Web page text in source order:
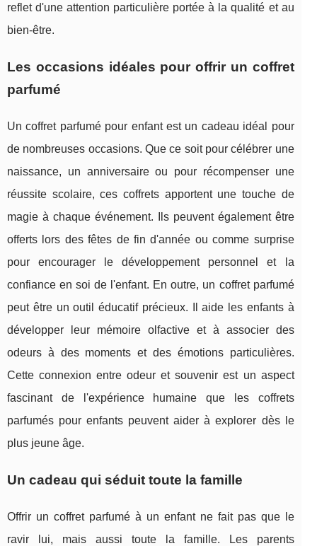
reflet d'une attention particulière portée à la qualité et au
bien-être.
Les occasions idéales pour offrir un coffret
parfumé
Un coffret parfumé pour enfant est un cadeau idéal pour
de nombreuses occasions. Que ce soit pour célébrer une
naissance, un anniversaire ou pour récompenser une
réussite scolaire, ces coffrets apportent une touche de
magie à chaque événement. Ils peuvent également être
offerts lors des fêtes de fin d'année ou comme surprise
pour encourager le développement personnel et la
confiance en soi de l'enfant. En outre, un coffret parfumé
peut être un outil éducatif précieux. Il aide les enfants à
développer leur mémoire olfactive et à associer des
odeurs à des moments et des émotions particulières.
Cette connexion entre odeur et souvenir est un aspect
fascinant de l'expérience humaine que les coffrets
parfumés pour enfants peuvent aider à explorer dès le
plus jeune âge.
Un cadeau qui séduit toute la famille
Offrir un coffret parfumé à un enfant ne fait pas que le
ravir lui, mais aussi toute la famille. Les parents